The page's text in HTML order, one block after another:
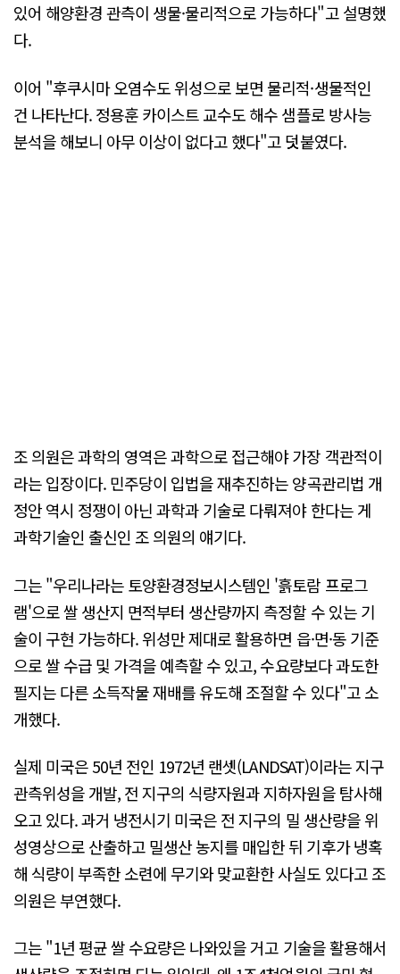
있어 해양환경 관측이 생물·물리적으로 가능하다"고 설명했
다.
이어 "후쿠시마 오염수도 위성으로 보면 물리적·생물적인
건 나타난다. 정용훈 카이스트 교수도 해수 샘플로 방사능
분석을 해보니 아무 이상이 없다고 했다"고 덧붙였다.
조 의원은 과학의 영역은 과학으로 접근해야 가장 객관적이
라는 입장이다. 민주당이 입법을 재추진하는 양곡관리법 개
정안 역시 정쟁이 아닌 과학과 기술로 다뤄져야 한다는 게
과학기술인 출신인 조 의원의 얘기다.
그는 "우리나라는 토양환경정보시스템인 '흙토람 프로그
램'으로 쌀 생산지 면적부터 생산량까지 측정할 수 있는 기
술이 구현 가능하다. 위성만 제대로 활용하면 읍·면·동 기준
으로 쌀 수급 및 가격을 예측할 수 있고, 수요량보다 과도한
필지는 다른 소득작물 재배를 유도해 조절할 수 있다"고 소
개했다.
실제 미국은 50년 전인 1972년 랜셋(LANDSAT)이라는 지구
관측위성을 개발, 전 지구의 식량자원과 지하자원을 탐사해
오고 있다. 과거 냉전시기 미국은 전 지구의 밀 생산량을 위
성영상으로 산출하고 밀생산 농지를 매입한 뒤 기후가 냉혹
해 식량이 부족한 소련에 무기와 맞교환한 사실도 있다고 조
의원은 부연했다.
그는 "1년 평균 쌀 수요량은 나와있을 거고 기술을 활용해서